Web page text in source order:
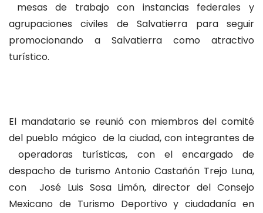
mesas de trabajo con instancias federales y
agrupaciones civiles de Salvatierra para seguir
promocionando a Salvatierra como atractivo
turístico.
El mandatario se reunió con miembros del comité
del pueblo mágico de la ciudad, con integrantes de
operadoras turísticas, con el encargado de
despacho de turismo Antonio Castañón Trejo Luna,
con José Luis Sosa Limón, director del Consejo
Mexicano de Turismo Deportivo y ciudadanía en